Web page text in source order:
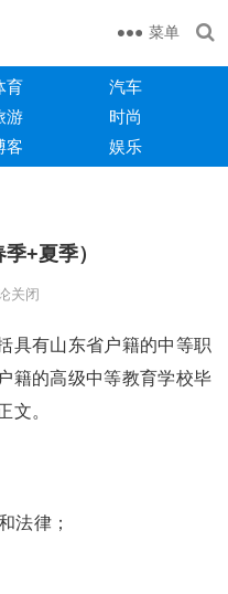
菜单
育
汽车
游
时尚
客 娱乐
+夏季）
关闭
具有山东省户籍的中等职
籍的高级中等教育学校毕
文。
律；